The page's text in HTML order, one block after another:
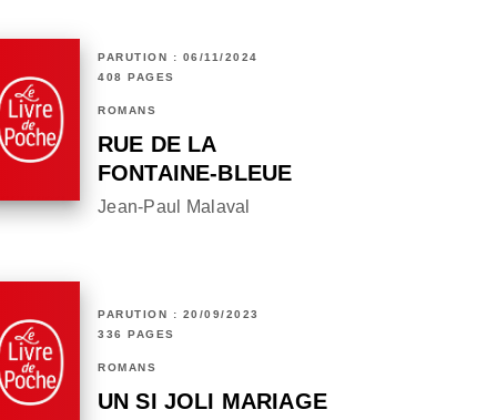
PARUTION : 06/11/2024
408 PAGES
ROMANS
RUE DE LA
FONTAINE-BLEUE
Jean-Paul Malaval
PARUTION : 20/09/2023
336 PAGES
ROMANS
UN SI JOLI MARIAGE